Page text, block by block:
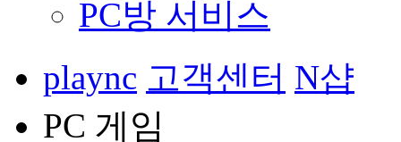
PC방 서비스
plaync 고객센터 N샵
PC 게임